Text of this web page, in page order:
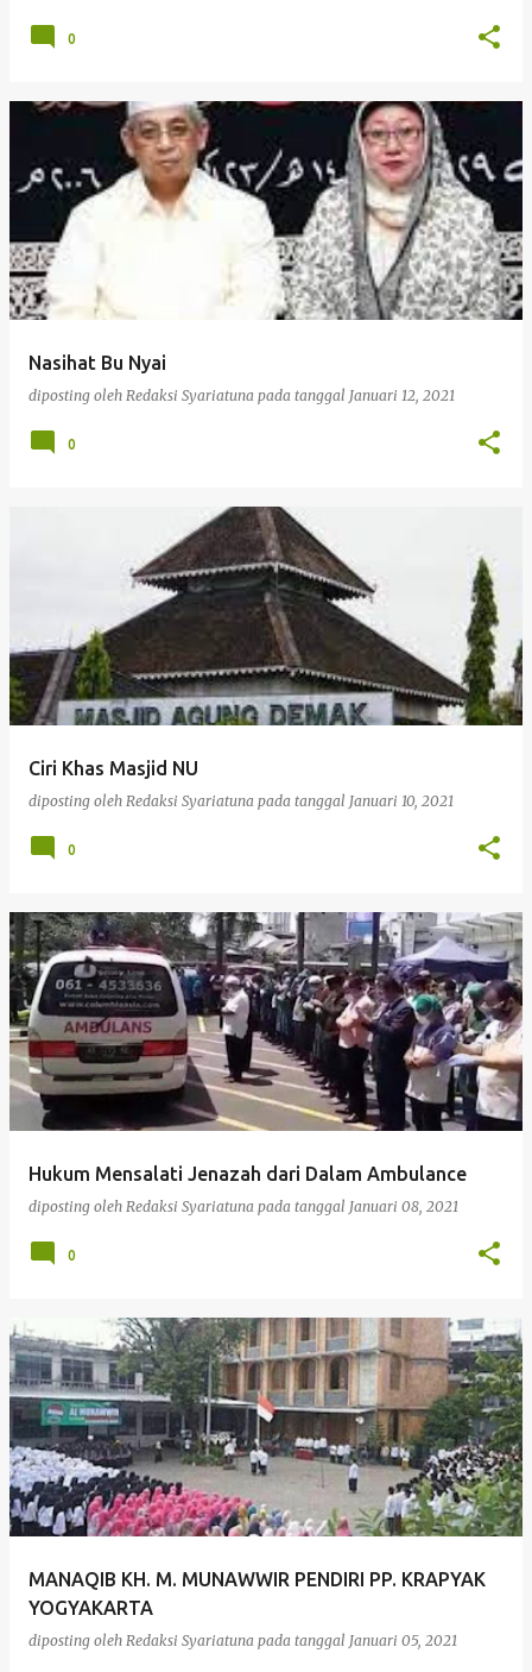
0
Nasihat Bu Nyai
diposting oleh Redaksi Syariatuna pada tanggal Januari 12, 2021
0
Ciri Khas Masjid NU
diposting oleh Redaksi Syariatuna pada tanggal Januari 10, 2021
0
Hukum Mensalati Jenazah dari Dalam Ambulance
diposting oleh Redaksi Syariatuna pada tanggal Januari 08, 2021
0
MANAQIB KH. M. MUNAWWIR PENDIRI PP. KRAPYAK
YOGYAKARTA
diposting oleh Redaksi Syariatuna pada tanggal Januari 05, 2021